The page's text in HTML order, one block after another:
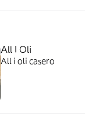
All I Oli
All i oli casero